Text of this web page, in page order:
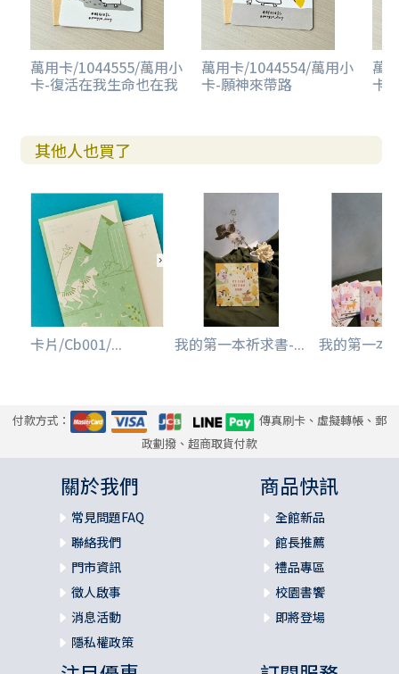
萬用卡/1044555/萬用小
卡-復活在我生命也在我
萬用卡/1044554/萬用小
卡-願神來帶路
萬
卡-
其他人也買了
卡片/Cb001/... 我的第一本祈求書-... 我的第一本
付款方式：
傳真刷卡、虛擬轉帳、郵
政劃撥、超商取貨付款
關於我們
常見問題FAQ
聯絡我們
門市資訊
徵人啟事
消息活動
隱私權政策
商品快訊
全館新品
館長推薦
禮品專區
校園書饗
即將登場